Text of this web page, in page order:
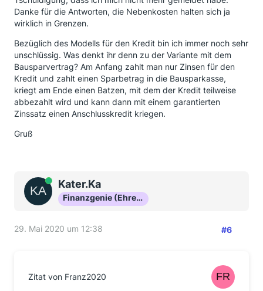
Danke für die Antworten, die Nebenkosten halten sich ja
wirklich in Grenzen.
Bezüglich des Modells für den Kredit bin ich immer noch sehr
unschlüssig. Was denkt ihr denn zu der Variante mit dem
Bausparvertrag? Am Anfang zahlt man nur Zinsen für den
Kredit und zahlt einen Sparbetrag in die Bausparkasse,
kriegt am Ende einen Batzen, mit dem der Kredit teilweise
abbezahlt wird und kann dann mit einem garantierten
Zinssatz einen Anschlusskredit kriegen.
Gruß
OnlineKater.Ka
Finanzgenie (Ehrenmitglied)
29. Mai 2020 um 12:38 #6
Zitat von Franz2020